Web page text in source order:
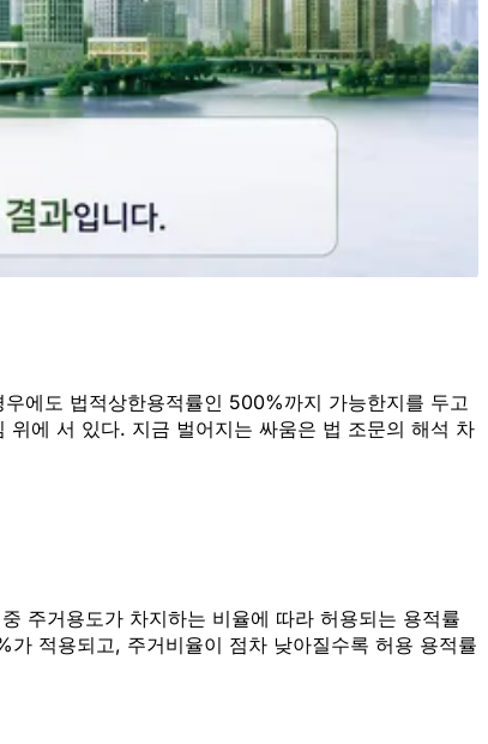
에도 법적상한용적률인 500%까지 가능한지를 두고
에 서 있다. 지금 벌어지는 싸움은 법 조문의 해석 차
주거용도가 차지하는 비율에 따라 허용되는 용적률
가 적용되고, 주거비율이 점차 낮아질수록 허용 용적률